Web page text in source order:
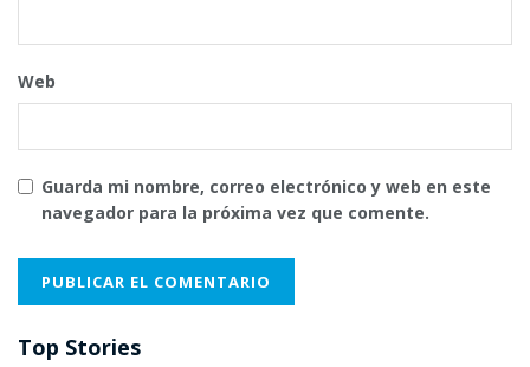
Web
Guarda mi nombre, correo electrónico y web en este
navegador para la próxima vez que comente.
Top Stories